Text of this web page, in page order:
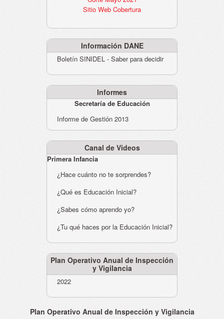
Sitio Web Cobertura
Información DANE
Boletín SINIDEL - Saber para decidir
Informes
Secretaría de Educación
Informe de Gestión 2013
Canal de Videos
Primera Infancia
¿Hace cuánto no te sorprendes?
¿Qué es Educación Inicial?
¿Sabes cómo aprendo yo?
¿Tu qué haces por la Educación Inicial?
Plan Operativo Anual de Inspección
y Vigilancia
2022
Plan Operativo Anual de Inspección y Vigilancia